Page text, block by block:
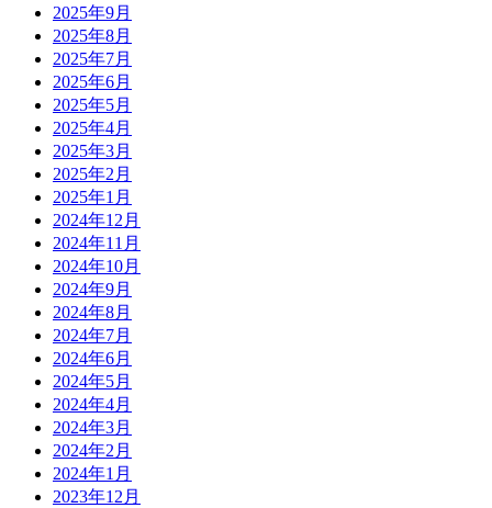
2025年9月
2025年8月
2025年7月
2025年6月
2025年5月
2025年4月
2025年3月
2025年2月
2025年1月
2024年12月
2024年11月
2024年10月
2024年9月
2024年8月
2024年7月
2024年6月
2024年5月
2024年4月
2024年3月
2024年2月
2024年1月
2023年12月